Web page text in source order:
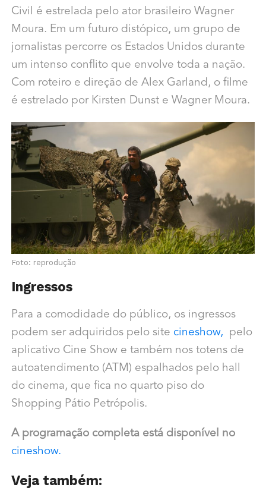
Civil é estrelada pelo ator brasileiro Wagner
Moura. Em um futuro distópico, um grupo de
jornalistas percorre os Estados Unidos durante
um intenso conflito que envolve toda a nação.
Com roteiro e direção de Alex Garland, o filme
é estrelado por Kirsten Dunst e Wagner Moura.
Foto: reprodução
Ingressos
Para a comodidade do público, os ingressos
podem ser adquiridospelo site cineshow,
pelo
aplicativo Cine Show e também nos totens de
autoatendimento (ATM) espalhados pelo hall
do cinema, que fica no quarto piso do
Shopping Pátio Petrópolis.
A programação completa está disponível no
cineshow.
Veja também: